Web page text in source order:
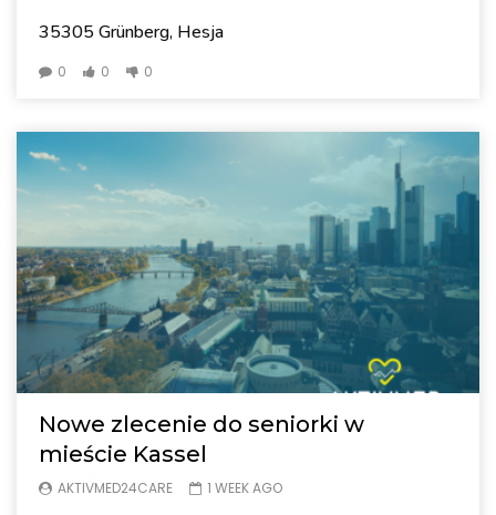
35305 Grünberg, Hesja
0 0 0
Nowe zlecenie do seniorki w
mieście Kassel
AKTIVMED24CARE 1 WEEK AGO